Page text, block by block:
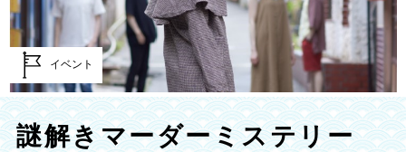
イベント
謎解きマーダーミステリー